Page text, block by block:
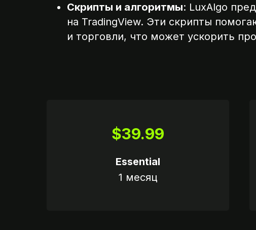
Скрипты и алгоритмы: LuxAlgo
на TradingView. Эти скрипты
и торговли, что может ускорить
$39.99
Essential
1 месяц